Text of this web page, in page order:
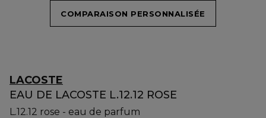
COMPARAISON PERSONNALISÉE
LACOSTE
EAU DE LACOSTE L.12.12 ROSE
L.12.12 rose - eau de parfum